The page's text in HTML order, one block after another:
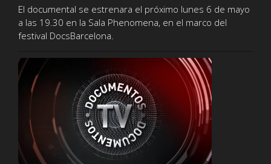
El documental se estrenara el próximo lunes 6 de mayo
a las 19.30 en la Sala Phenomena, en el marco del
festival DocsBarcelona.